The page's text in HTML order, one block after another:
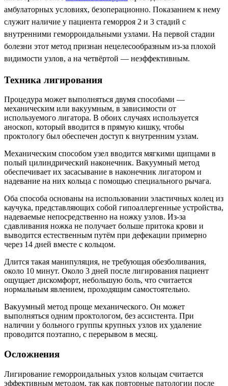
амбулаторных условиях, безоперационно. Показанием к нему
служит наличие у пациента геморроя 2 и 3 стадий с
внутренними геморроидальными узлами. На первой стадии
болезни этот метод признан нецелесообразным из-за плохой
видимости узлов, а на четвёртой — неэффективным.
Техника лигирования
Процедура может выполняться двумя способами —
механическим или вакуумным, в зависимости от
используемого лигатора. В обоих случаях используется
аноскоп, который вводится в прямую кишку, чтобы
проктологу был обеспечен доступ к внутренним узлам.
Механическим способом узел вводится мягкими щипцами в
полый цилиндрический наконечник. Вакуумный метод
обеспечивает их засасывание в наконечник лигатором и
надевание на них кольца с помощью специального рычага.
Оба способа основаны на использовании эластичных колец из
каучука, представляющих собой гипоаллергенные устройства,
надеваемые непосредственно на ножку узлов. Из-за
сдавливания ножка не получает больше притока крови и
выводится естественным путём при дефекации примерно
через 14 дней вместе с кольцом.
Длится такая манипуляция, не требующая обезболивания,
около 10 минут. Около 3 дней после лигирования пациент
ощущает дискомфорт, небольшую боль, что считается
нормальным явлением, проходящим самостоятельно.
Вакуумный метод проще механического. Он может
выполняться одним проктологом, без ассистента. При
наличии у больного группы крупных узлов их удаление
проводится поэтапно, с перерывом в месяц.
Осложнения
Лигирование геморроидальных узлов кольцам считается
эффективным методом, так как повторные патологии после